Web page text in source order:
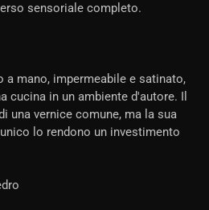
sensoriale completo.
a mano, impermeabile e satinato,
cucina in un ambiente d'autore. Il
una vernice comune, ma la sua
lo rendono un investimento